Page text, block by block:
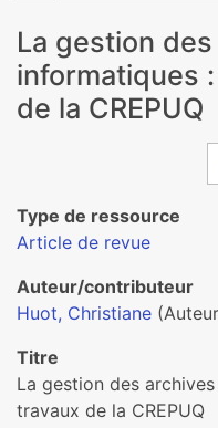
La gestion
informatiques
de la CREPUQ
Type de ressource
Article de revue
Auteur/contributeur
Huot, Christiane
Titre
La gestion des
travaux de la CREPUQ